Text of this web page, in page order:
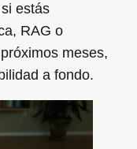
estás
RAG o
meses,
a fondo.